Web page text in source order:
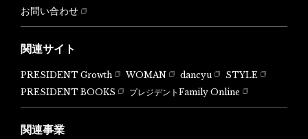
お問い合わせ
関連サイト
PRESIDENT Growth WOMAN dancyu
STYLE
PRESIDENT BOOKS
プレジデントFamily Online
関連事業